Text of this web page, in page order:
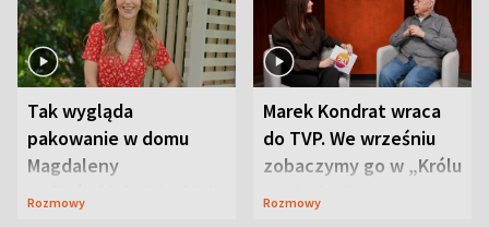
Tak wygląda
pakowanie w domu
Magdaleny
Waligórskiej-Lisieckiej.
Rozmowy
Marek Kondrat wraca
do TVP. We wrześniu
zobaczymy go w „Królu
Maciusiu I”
Rozmowy